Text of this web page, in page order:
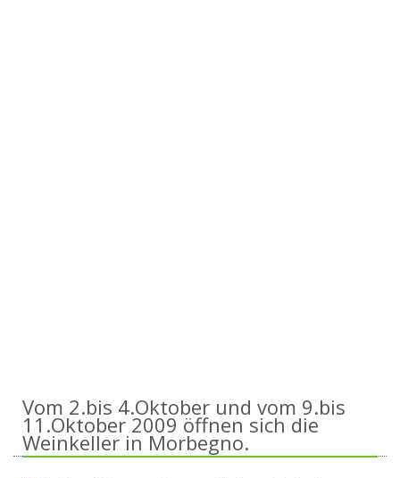
Vom 2.bis 4.Oktober und vom 9.bis
11.Oktober 2009 öffnen sich die
Weinkeller in Morbegno.